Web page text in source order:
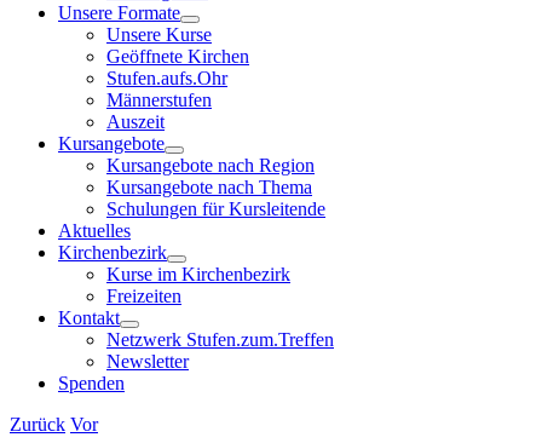
Unsere Formate
Unsere Kurse
Geöffnete Kirchen
Stufen.aufs.Ohr
Männerstufen
Auszeit
Kursangebote
Kursangebote nach Region
Kursangebote nach Thema
Schulungen für Kursleitende
Aktuelles
Kirchenbezirk
Kurse im Kirchenbezirk
Freizeiten
Kontakt
Netzwerk Stufen.zum.Treffen
Newsletter
Spenden
Zurück Vor